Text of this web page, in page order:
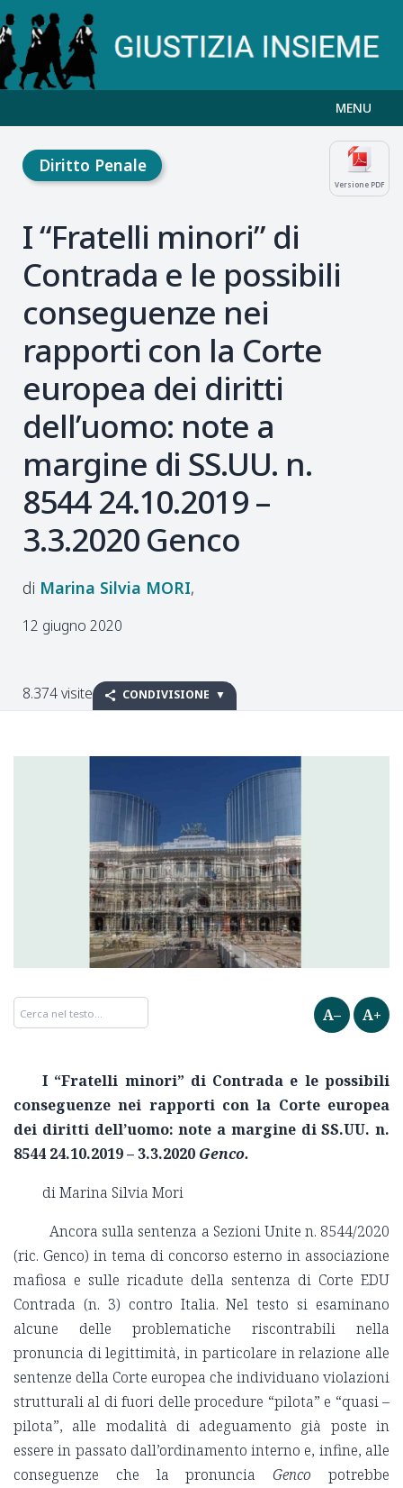
MENU
Versione PDF
Diritto Penale
I “Fratelli minori” di
Contrada e le possibili
conseguenze nei
rapporti con la Corte
europea dei diritti
dell’uomo: note a
margine di SS.UU. n.
8544 24.10.2019 –
3.3.2020 Genco
Marina Silvia MORI
12 giugno 2020
8.374 visite CONDIVISIONE
A– A+
I “Fratelli minori” di Contrada e le possibili
conseguenze nei rapporti con la Corte europea
dei diritti dell’uomo: note a margine di SS.UU. n.
8544 24.10.2019 – 3.3.2020 Genco.
di Marina Silvia Mori
Ancora sulla sentenza a Sezioni Unite n. 8544/2020
(ric. Genco) in tema di concorso esterno in associazione
mafiosa e sulle ricadute della sentenza di Corte EDU
Contrada (n. 3) contro Italia. Nel testo si esaminano
alcune delle problematiche riscontrabili nella
pronuncia di legittimità, in particolare in relazione alle
sentenze della Corte europea che individuano violazioni
strutturali al di fuori delle procedure “pilota” e “quasi –
pilota”, alle modalità di adeguamento già poste in
essere in passato dall’ordinamento interno e, infine, alle
conseguenze che la pronunciaGenco potrebbe